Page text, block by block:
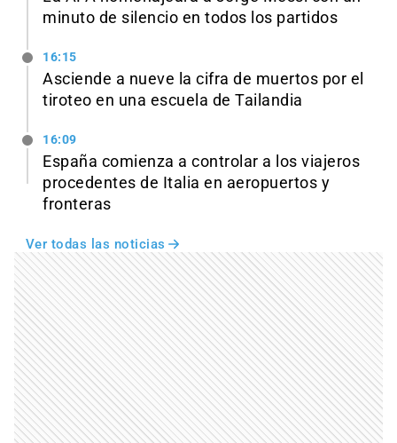
minuto de silencio en todos los partidos
16:15
Asciende a nueve la cifra de muertos por el
tiroteo en una escuela de Tailandia
16:09
España comienza a controlar a los viajeros
procedentes de Italia en aeropuertos y
fronteras
Ver todas las noticias